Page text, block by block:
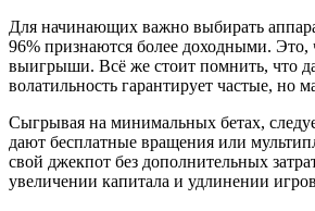
Для начинающих важно выбирать
96% признаются более доходными. Это,
выигрыши. Всё же стоит помнить, что
волатильность гарантирует частые, но
Сыгрывая на минимальных бетах,
дают бесплатные вращения или
свой джекпот без дополнительных
увеличении капитала и удлинении